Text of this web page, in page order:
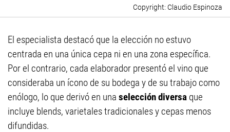
Claudio Espinoza
El especialista destacó que la elección no estuvo
centrada en una única cepa ni en una zona específica.
Por el contrario, cada elaborador presentó el vino que
consideraba un ícono de su bodega y de su trabajo como
enólogo, lo que derivó en una selección diversa que
incluye blends, varietales tradicionales y cepas menos
difundidas.